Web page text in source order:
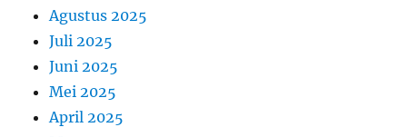
Agustus 2025
Juli 2025
Juni 2025
Mei 2025
April 2025